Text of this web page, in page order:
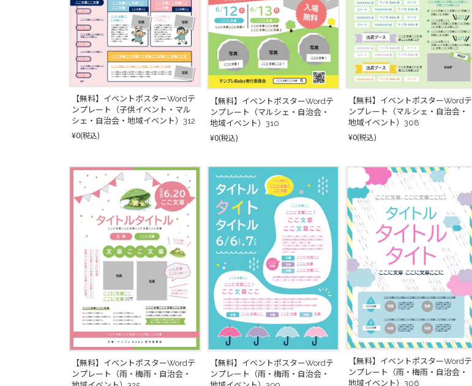
【無料】イベントポスターWordテ
ンプレート（子供イベント・マル
シェ・自治会・地域イベント）312
¥0(税込)
【無料】イベントポスターWordテ
ンプレート（マルシェ・自治会・
地域イベント）310
¥0(税込)
【無料】イベントポスターWordテ
ンプレート（マルシェ・自治会・
地域イベント）308
¥0(税込)
【無料】イベントポスターWordテ
ンプレート（雨・梅雨・自治会・
【無料】イベントポスターWordテ
ンプレート（雨・梅雨・自治会・
【無料】イベントポスターWordテ
ンプレート（雨・梅雨・自治会・
地域イベント）306